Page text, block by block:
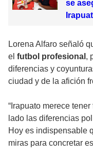
se
Lorena Alfaro señaló
el futbol profesional ,
diferencias y
ciudad y de la afición
“Irapuato merece
lado las diferencias
Hoy es indispensable
miras para concretar